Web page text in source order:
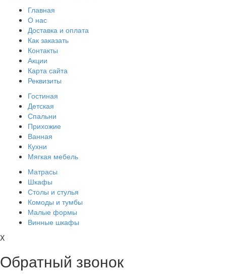
Главная
О нас
Доставка и оплата
Как заказать
Контакты
Акции
Карта сайта
Реквизиты
Гостиная
Детская
Спальни
Прихожие
Ванная
Кухни
Мягкая мебель
Матрасы
Шкафы
Столы и стулья
Комоды и тумбы
Малые формы
Винные шкафы
X
Обратный звонок